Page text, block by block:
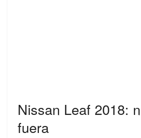
Nissan Leaf 2018:
fuera